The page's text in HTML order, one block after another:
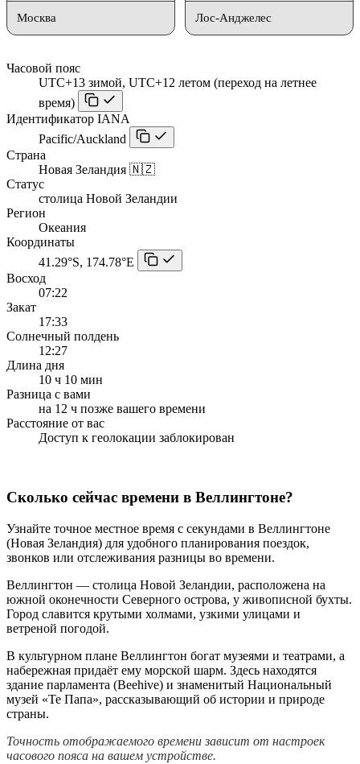
Москва Лос-Анджелес
Часовой пояс
UTC+13 зимой, UTC+12 летом (переход на летнее
время)
Идентификатор IANA
Pacific/Auckland
Страна
Новая Зеландия 🇳🇿
Статус
столица Новой Зеландии
Регион
Океания
Координаты
41.29°S, 174.78°E
Восход
07:22
Закат
17:33
Солнечный полдень
12:27
Длина дня
10 ч 10 мин
Разница с вами
на 12 ч позже вашего времени
Расстояние от вас
Доступ к геолокации заблокирован
Сколько сейчас времени в Веллингтоне?
Узнайте точное местное время с секундами в Веллингтоне
(Новая Зеландия) для удобного планирования поездок,
звонков или отслеживания разницы во времени.
Веллингтон — столица Новой Зеландии, расположена на
южной оконечности Северного острова, у живописной бухты.
Город славится крутыми холмами, узкими улицами и
ветреной погодой.
В культурном плане Веллингтон богат музеями и театрами, а
набережная придаёт ему морской шарм. Здесь находятся
здание парламента (Beehive) и знаменитый Национальный
музей «Те Папа», рассказывающий об истории и природе
страны.
Точность отображаемого времени зависит от настроек
часового пояса на вашем устройстве.